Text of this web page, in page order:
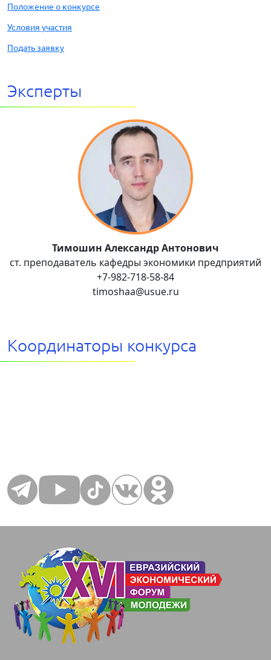
Положение о конкурсе
Условия участия
Подать заявку
Эксперты
Тимошин Александр Антонович
ст. преподаватель кафедры экономики предприятий
+7-982-718-58-84
timoshaa@usue.ru
Координаторы конкурса